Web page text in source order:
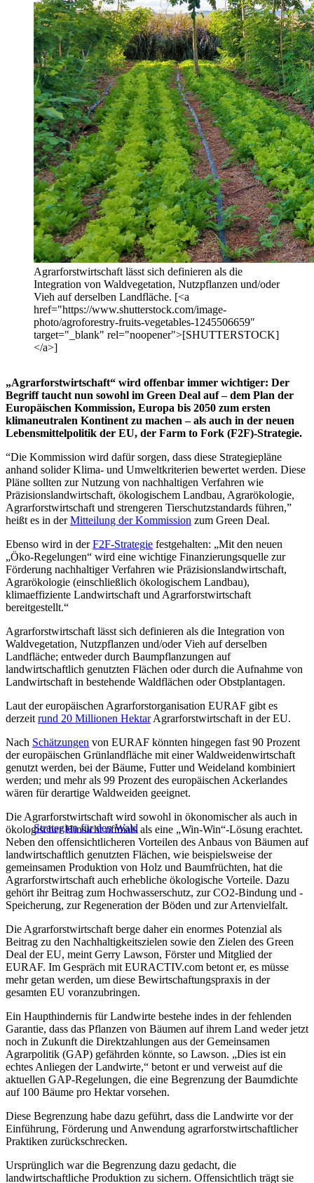
Agrarforstwirtschaft lässt sich definieren als die
Integration von Waldvegetation, Nutzpflanzen und/oder
Vieh auf derselben Landfläche. [<a
href="https://www.shutterstock.com/image-
photo/agroforestry-fruits-vegetables-1245506659"
target="_blank" rel="noopener">[SHUTTERSTOCK]
</a>]
„Agrarforstwirtschaft“ wird offenbar immer wichtiger: Der
Begriff taucht nun sowohl im Green Deal auf – dem Plan der
Europäischen Kommission, Europa bis 2050 zum ersten
klimaneutralen Kontinent zu machen – als auch in der neuen
Lebensmittelpolitik der EU, der Farm to Fork (F2F)-Strategie.
“Die Kommission wird dafür sorgen, dass diese Strategiepläne
anhand solider Klima- und Umweltkriterien bewertet werden. Diese
Pläne sollten zur Nutzung von nachhaltigen Verfahren wie
Präzisionslandwirtschaft, ökologischem Landbau, Agrarökologie,
Agrarforstwirtschaft und strengeren Tierschutzstandards führen,”
heißt es in derMitteilung der Kommission zum Green Deal.
Ebenso wird in derF2F-Strategie festgehalten: „Mit den neuen
„Öko-Regelungen“ wird eine wichtige Finanzierungsquelle zur
Förderung nachhaltiger Verfahren wie Präzisionslandwirtschaft,
Agrarökologie (einschließlich ökologischem Landbau),
klimaeffiziente Landwirtschaft und Agrarforstwirtschaft
bereitgestellt.“
Agrarforstwirtschaft lässt sich definieren als die Integration von
Waldvegetation, Nutzpflanzen und/oder Vieh auf derselben
Landfläche; entweder durch Baumpflanzungen auf
landwirtschaftlich genutzten Flächen oder durch die Aufnahme von
Landwirtschaft in bestehende Waldflächen oder Obstplantagen.
Laut der europäischen Agrarforstorganisation EURAF gibt es
derzeit rund 20 Millionen HektarAgrarforstwirtschaft in der EU.
Nach Schätzungen von EURAF könnten hingegen fast 90 Prozent
der europäischen Grünlandfläche mit einer Waldweidenwirtschaft
genutzt werden, bei der Bäume, Futter und Weideland kombiniert
werden; und mehr als 99 Prozent des europäischen Ackerlandes
wären für derartige Waldweiden geeignet.
Strategien für den Wald
Die Agrarforstwirtschaft wird sowohl in ökonomischer als auch in
ökologischer Hinsicht oftmals als eine „Win-Win“-Lösung erachtet.
Neben den offensichtlicheren Vorteilen des Anbaus von Bäumen auf
landwirtschaftlich genutzten Flächen, wie beispielsweise der
gemeinsamen Produktion von Holz und Baumfrüchten, hat die
Agrarforstwirtschaft auch erhebliche ökologische Vorteile. Dazu
gehört ihr Beitrag zum Hochwasserschutz, zur CO2-Bindung und -
Speicherung, zur Regeneration der Böden und zur Artenvielfalt.
Die Agrarforstwirtschaft berge daher ein enormes Potenzial als
Beitrag zu den Nachhaltigkeitszielen sowie den Zielen des Green
Deal der EU, meint Gerry Lawson, Förster und Mitglied der
EURAF. Im Gespräch mit EURACTIV.com betont er, es müsse
mehr getan werden, um diese Bewirtschaftungspraxis in der
gesamten EU voranzubringen.
Ein Haupthindernis für Landwirte bestehe indes in der fehlenden
Garantie, dass das Pflanzen von Bäumen auf ihrem Land weder jetzt
noch in Zukunft die Direktzahlungen aus der Gemeinsamen
Agrarpolitik (GAP) gefährden könnte, so Lawson. „Dies ist ein
echtes Anliegen der Landwirte,“ betont er und verweist auf die
aktuellen GAP-Regelungen, die eine Begrenzung der Baumdichte
auf 100 Bäume pro Hektar vorsehen.
Diese Begrenzung habe dazu geführt, dass die Landwirte vor der
Einführung, Förderung und Anwendung agrarforstwirtschaftlicher
Praktiken zurückschrecken.
Ursprünglich war die Begrenzung dazu gedacht, die
landwirtschaftliche Produktion zu sichern. Offensichtlich trägt sie